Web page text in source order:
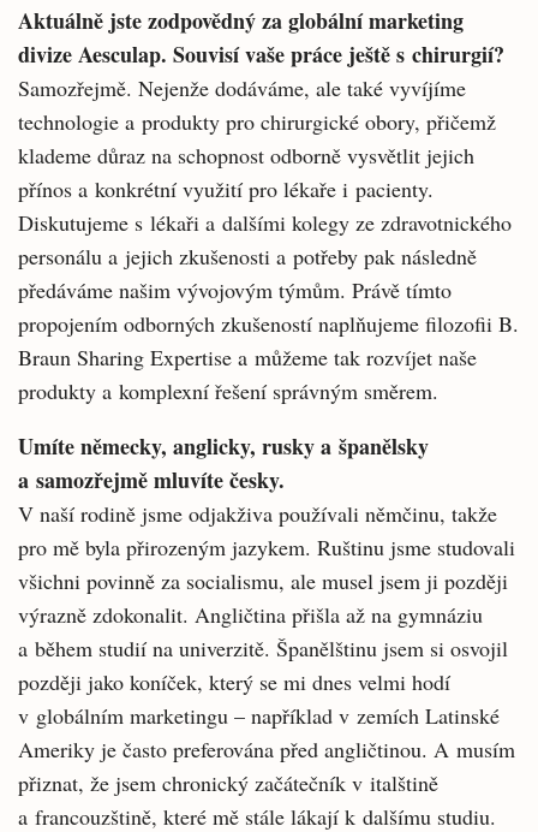
Aktuálně jste zodpovědný za globální marketing
divize Aesculap. Souvisí vaše práce ještě s chirurgií?
Samozřejmě. Nejenže dodáváme, ale také vyvíjíme
technologie a produkty pro chirurgické obory, přičemž
klademe důraz na schopnost odborně vysvětlit jejich
přínos a konkrétní využití pro lékaře i pacienty.
Diskutujeme s lékaři a dalšími kolegy ze zdravotnického
personálu a jejich zkušenosti a potřeby pak následně
předáváme našim vývojovým týmům. Právě tímto
propojením odborných zkušeností naplňujeme filozofii B.
Braun Sharing Expertise a můžeme tak rozvíjet naše
produkty a komplexní řešení správným směrem.
Umíte německy, anglicky, rusky a španělsky
a samozřejmě mluvíte česky.
V naší rodině jsme odjakživa používali němčinu, takže
pro mě byla přirozeným jazykem. Ruštinu jsme studovali
všichni povinně za socialismu, ale musel jsem ji později
výrazně zdokonalit. Angličtina přišla až na gymnáziu
a během studií na univerzitě. Španělštinu jsem si osvojil
později jako koníček, který se mi dnes velmi hodí
v globálním marketingu – například v zemích Latinské
Ameriky je často preferována před angličtinou. A musím
přiznat, že jsem chronický začátečník v italštině
a francouzštině, které mě stále lákají k dalšímu studiu.